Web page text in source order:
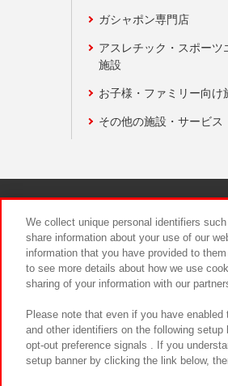
ガシャポン専門店
アスレチック・スポーツ
施設
お子様・ファミリー向け
その他の施設・サービス
We collect unique personal identifiers
share information about your use of our
information that you have provided to
to see more details about how we use
sharing of your information with our
Please note that even if you have
and other identifiers on the following
opt-out preference signals . If you
setup banner by clicking the link below,